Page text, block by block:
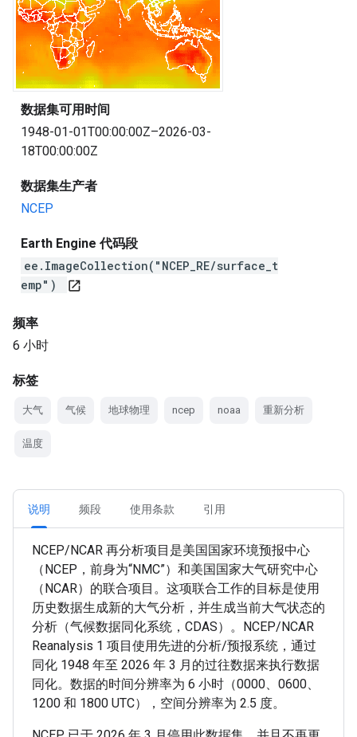
数据集可用时间
1948-01-01T00:00:00Z–2026-03-
18T00:00:00Z
数据集生产者
NCEP
Earth Engine 代码段
ee.ImageCollection("NCEP_RE/surface_t
emp")
open_in_new
频率
6 小时
标签
大气 气候 地球物理 ncep noaa 重新分析
温度
说明 频段 使用条款 引用
NCEP/NCAR 再分析项目是美国国家环境预报中心
（NCEP，前身为“NMC”）和美国国家大气研究中心
（NCAR）的联合项目。这项联合工作的目标是使用
历史数据生成新的大气分析，并生成当前大气状态的
分析（气候数据同化系统，CDAS）。NCEP/NCAR
Reanalysis 1 项目使用先进的分析/预报系统，通过
同化 1948 年至 2026 年 3 月的过往数据来执行数据
同化。数据的时间分辨率为 6 小时（0000、0600、
1200 和 1800 UTC），空间分辨率为 2.5 度。